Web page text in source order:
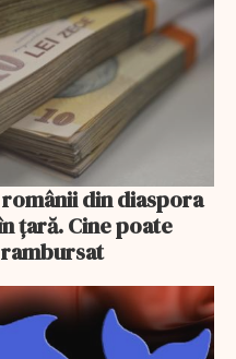
din diaspora
țară. Cine poate